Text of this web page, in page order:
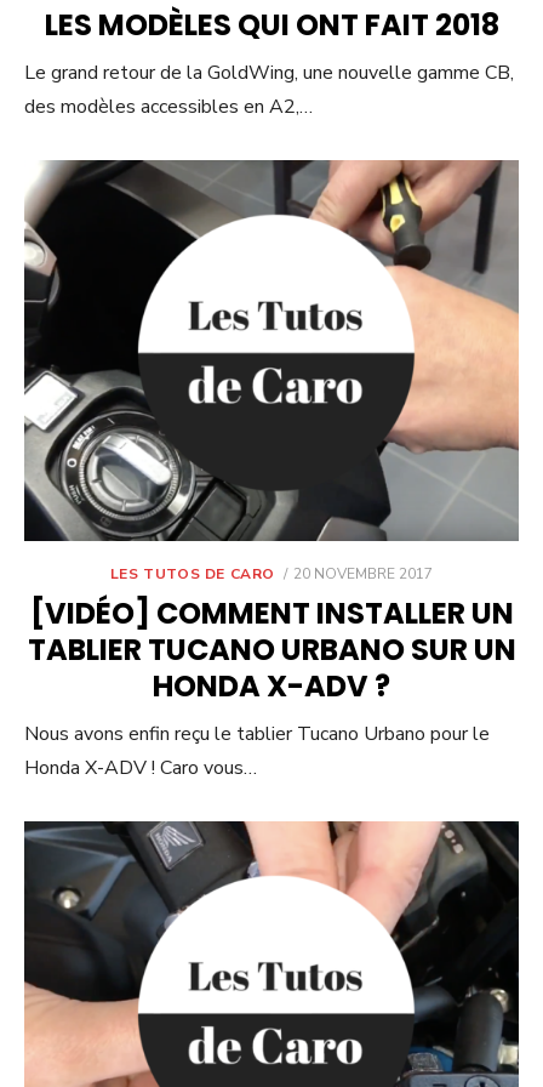
LES MODÈLES QUI ONT FAIT 2018
Le grand retour de la GoldWing, une nouvelle gamme CB,
des modèles accessibles en A2,…
LES TUTOS DE CARO
POSTED
20 NOVEMBRE 2017
[VIDÉO] COMMENT INSTALLER UN
TABLIER TUCANO URBANO SUR UN
HONDA X-ADV ?
Nous avons enfin reçu le tablier Tucano Urbano pour le
Honda X-ADV ! Caro vous…